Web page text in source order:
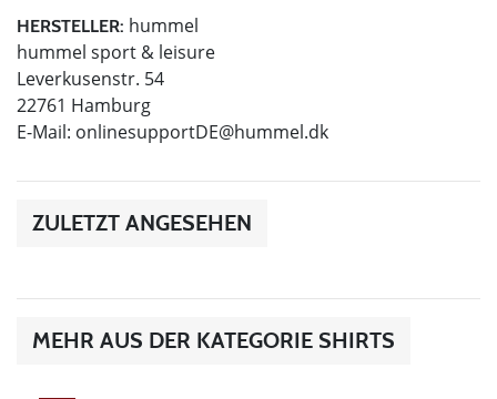
HERSTELLER: hummel
hummel sport & leisure
Leverkusenstr. 54
22761 Hamburg
E-Mail: onlinesupportDE@hummel.dk
ZULETZT ANGESEHEN
MEHR AUS DER KATEGORIE SHIRTS